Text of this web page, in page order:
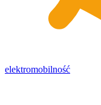
elektromobilność